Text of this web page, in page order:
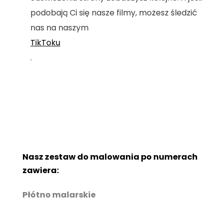
podobają Ci się nasze filmy, możesz śledzić
nas na naszym
TikToku
.
Nasz zestaw do malowania po numerach
zawiera:
Płótno malarskie